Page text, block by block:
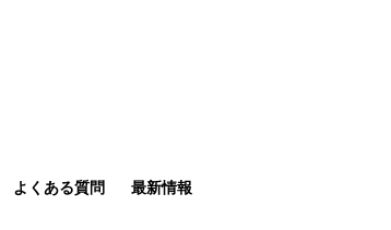
よくある質問 最新情報